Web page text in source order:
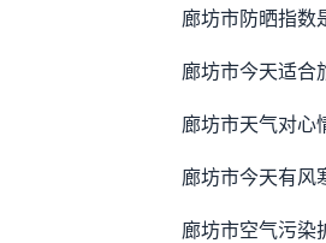
廊坊市防晒指数
廊坊市今天适合
廊坊市天气对心
廊坊市今天有风
廊坊市空气污染